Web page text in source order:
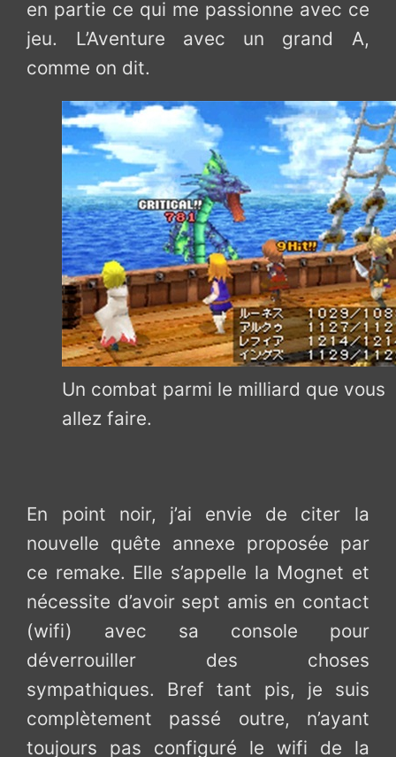
en partie ce qui me passionne avec ce
jeu. L’Aventure avec un grand A,
comme on dit.
Un combat parmi le milliard que vous
allez faire.
En point noir, j’ai envie de citer la
nouvelle quête annexe proposée par
ce remake. Elle s’appelle la Mognet et
nécessite d’avoir sept amis en contact
(wifi) avec sa console pour
déverrouiller des choses
sympathiques. Bref tant pis, je suis
complètement passé outre, n’ayant
toujours pas configuré le wifi de la